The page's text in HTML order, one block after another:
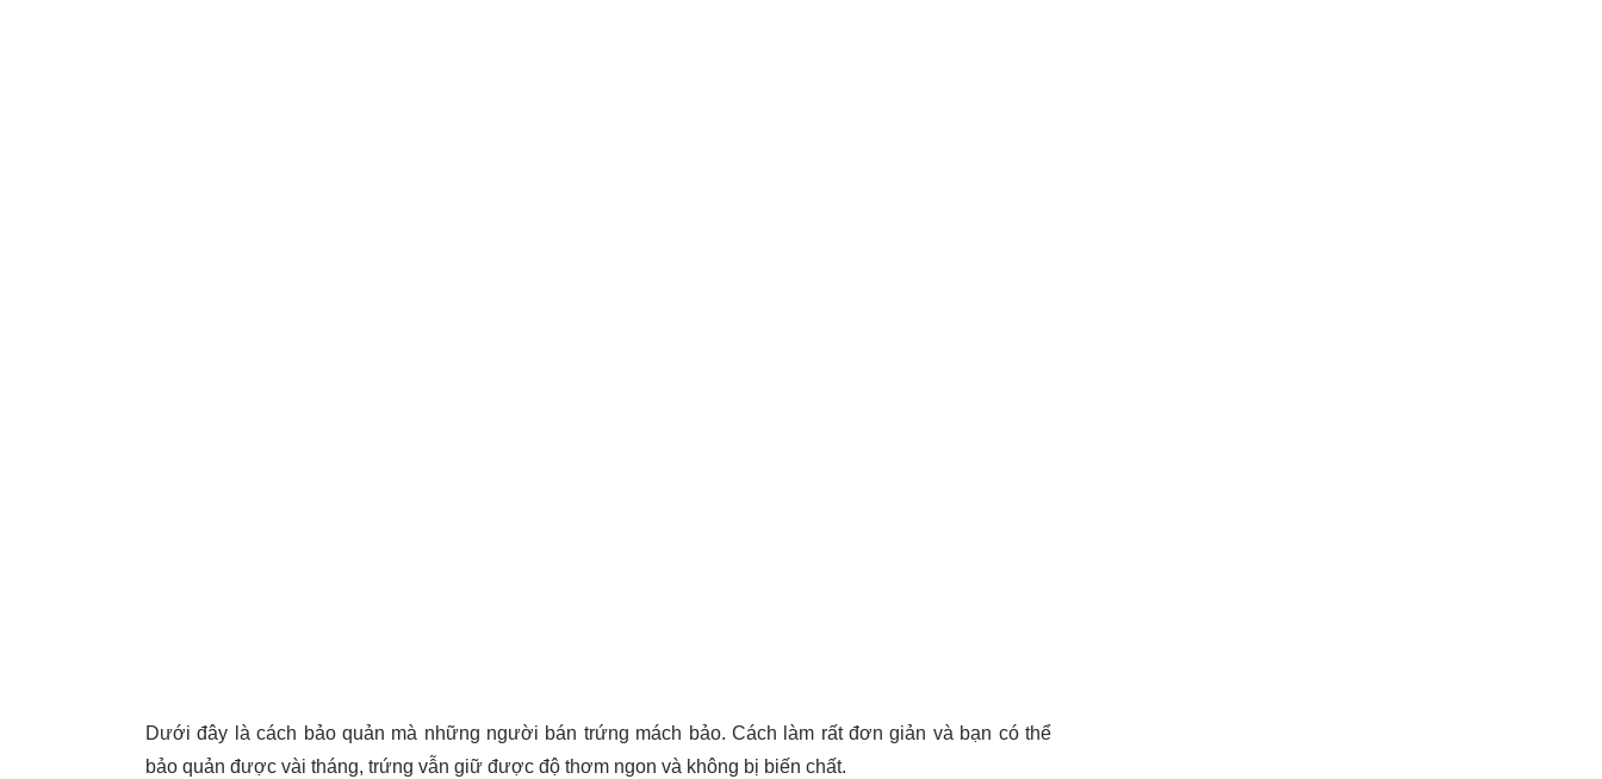
Dưới đây là cách bảo quản mà những người bán trứng mách bảo. Cách làm rất đơn giản và bạn có thể
bảo quản được vài tháng, trứng vẫn giữ được độ thơm ngon và không bị biến chất.